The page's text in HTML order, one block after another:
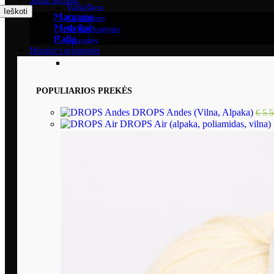
Ieškoti
Vaikiškos
Su kilpute
Su skylutėmis
Spaudės
POPULIARIOS PREKĖS
DROPS Andes (Vilna, Alpaka) €
DROPS Air (alpaka, poliamidas, vilna)
Macrame
Medvilnė
Rafia
Mezgimo priemonės
Krepšiai
Valai virbalams
Valo ilgis 50cm
Valo ilgis 100cm